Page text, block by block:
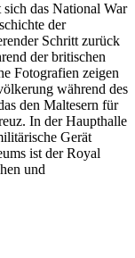
das National War
der
Schritt zurück
der britischen
Fotografien zeigen
während des
den Maltesern für
In der Haupthalle
Gerät
ist der Royal
und